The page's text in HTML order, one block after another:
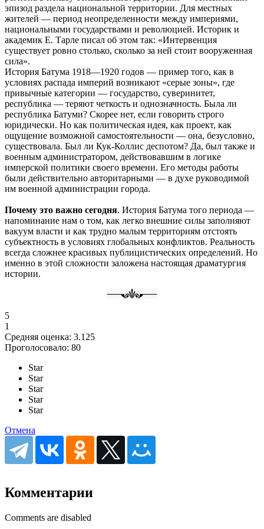
эпизод раздела национальной территории. Для местных
жителей — период неопределенности между империями,
национальными государствами и революцией. Историк и
академик Е. Тарле писал об этом так: «Интервенция
существует ровно столько, сколько за ней стоит вооруженная
сила».
История Батума 1918—1920 годов — пример того, как в
условиях распада империй возникают «серые зоны», где
привычные категории — государство, суверинитет,
республика — теряют четкость и однозначность. Была ли
республика Батуми? Скорее нет, если говорить строго
юридически. Но как политическая идея, как проект, как
ощущение возможной самостоятельности — она, безусловно,
существовала. Был ли Кук-Коллис деспотом? Да, был также и
военным администратором, действовавшим в логике
имперской политики своего времени. Его методы работы
были действительно авторитарными — в духе руководимой
им военной администрации города.
Почему это важно сегодня. История Батума того периода —
напоминание нам о том, как легко внешние силы заполняют
вакуум власти и как трудно малым территориям отстоять
субъектность в условиях глобальных конфликтов. Реальность
всегда сложнее красивых публицистических определений. Но
именно в этой сложности заложена настоящая драматургия
истории.
5
1
Средняя оценка: 3.125
Проголосовало: 80
Star
Star
Star
Star
Star
Отмена
Комментарии
Comments are disabled